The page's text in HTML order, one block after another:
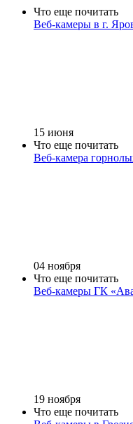
Что еще почитать
Веб-камеры в г.
15 июня
Что еще почитать
Веб-камера
04 ноября
Что еще почитать
Веб-камеры ГК
19 ноября
Что еще почитать